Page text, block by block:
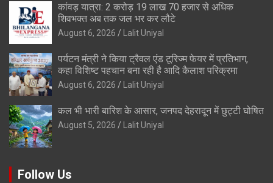
कांवड़ यात्रा: 2 करोड़ 19 लाख 70 हजार से अधिक
शिवभक्त अब तक जल भर कर लौटे
August 6, 2026 Lalit Uniyal
पर्यटन मंत्री ने किया ट्रैवल एंड टूरिज्म फेयर में प्रतिभाग,
कहा विशिष्ट पहचान बना रही है आदि कैलाश परिक्रमा
August 6, 2026 Lalit Uniyal
कल भी भारी बारिश के आसार, जनपद देहरादून में छुट्टी घोषित
August 5, 2026 Lalit Uniyal
Follow Us